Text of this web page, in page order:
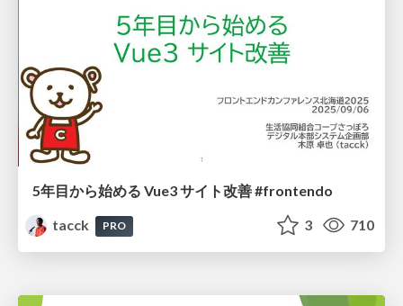
5年目から始める Vue3 サイト改善 #frontendo
tacck
PRO 3 710